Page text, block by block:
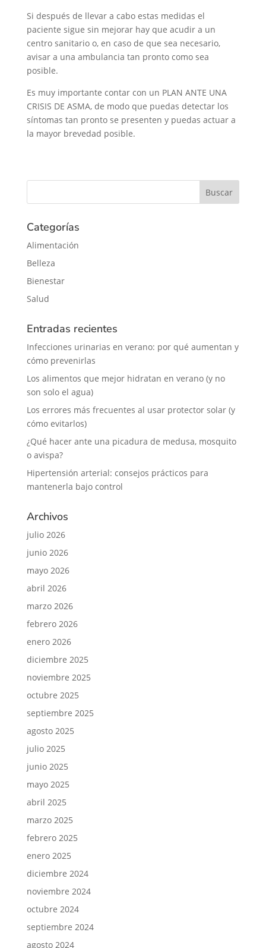
Si después de llevar a cabo estas medidas el
paciente sigue sin mejorar hay que acudir a un
centro sanitario o, en caso de que sea necesario,
avisar a una ambulancia tan pronto como sea
posible.
Es muy importante contar con un PLAN ANTE UNA
CRISIS DE ASMA, de modo que puedas detectar los
síntomas tan pronto se presenten y puedas actuar a
la mayor brevedad posible.
Categorías
Alimentación
Belleza
Bienestar
Salud
Entradas recientes
Infecciones urinarias en verano: por qué aumentan y
cómo prevenirlas
Los alimentos que mejor hidratan en verano (y no
son solo el agua)
Los errores más frecuentes al usar protector solar (y
cómo evitarlos)
¿Qué hacer ante una picadura de medusa, mosquito
o avispa?
Hipertensión arterial: consejos prácticos para
mantenerla bajo control
Archivos
julio 2026
junio 2026
mayo 2026
abril 2026
marzo 2026
febrero 2026
enero 2026
diciembre 2025
noviembre 2025
octubre 2025
septiembre 2025
agosto 2025
julio 2025
junio 2025
mayo 2025
abril 2025
marzo 2025
febrero 2025
enero 2025
diciembre 2024
noviembre 2024
octubre 2024
septiembre 2024
agosto 2024